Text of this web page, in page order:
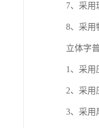
7、采用
8、采用
立体字
1、采用
2、采用
3、采用